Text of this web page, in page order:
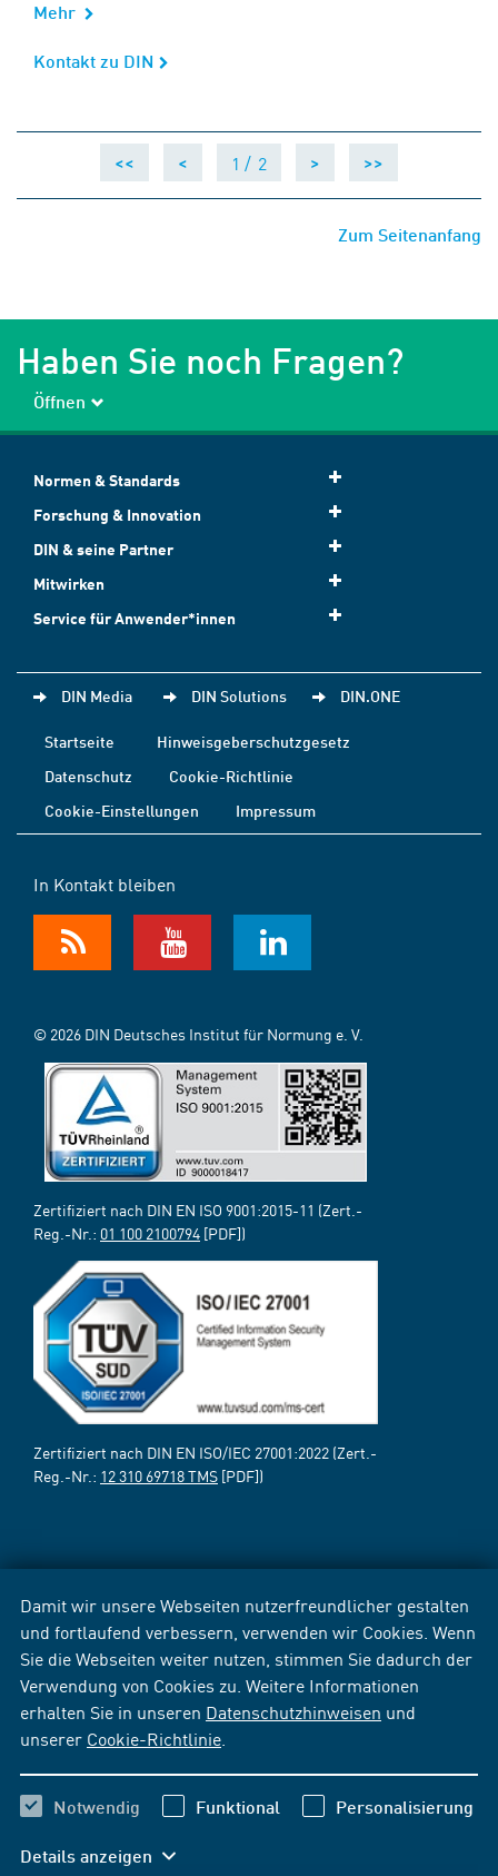
Damit wir unsere Webseiten nutzerfreundlicher gestalten
und fortlaufend verbessern, verwenden wir Cookies. Wenn
Sie die Webseiten weiter nutzen, stimmen Sie dadurch der
Verwendung von Cookies zu. Weitere Informationen
erhalten Sie in unseren Datenschutzhinweisen und
unserer Cookie-Richtlinie
Notwendig Funktional Personalisierung
Details anzeigen
Mehr
Kontakt zu DIN
Kontakt zu DIN
<< < 1 / 2 > >>
Zum Seitenanfang
Haben Sie noch Fragen?
Öffnen
Normen & Standards
Forschung & Innovation
DIN & seine Partner
Mitwirken
Service für Anwender*innen
DIN Media DIN Solutions DIN.ONE
Startseite
Hinweisgeberschutzgesetz
Datenschutz
Cookie-Richtlinie
Cookie-Einstellungen
Impressum
In Kontakt bleiben
© 2026 DIN Deutsches Institut für Normung e. V.
Zertifiziert nach DIN EN ISO 9001:2015-11 (Zert.-
Reg.-Nr.: 01 100 2100794 [PDF])
Zertifiziert nach DIN EN ISO/IEC 27001:2022 (Zert.-
Reg.-Nr.: 12 310 69718 TMS [PDF])